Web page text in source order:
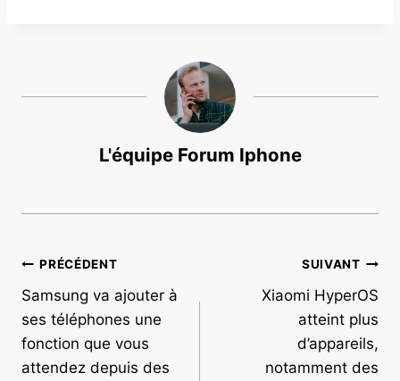
L'équipe Forum Iphone
Navigation
de
l’article
PRÉCÉDENT
Samsung va ajouter à
ses téléphones une
fonction que vous
attendez depuis des
SUIVANT
Xiaomi HyperOS
atteint plus
d’appareils,
notamment des